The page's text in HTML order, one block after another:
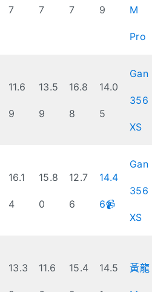
7 7 7 9 M
Pro
11.6
9
13.5
9
16.8
8
14.0
5
Gan
356
XS
16.1
4
15.8
0
12.7
6
14.4
6📹
Gan
356
XS
13.3 11.6 15.4 14.5 黃龍